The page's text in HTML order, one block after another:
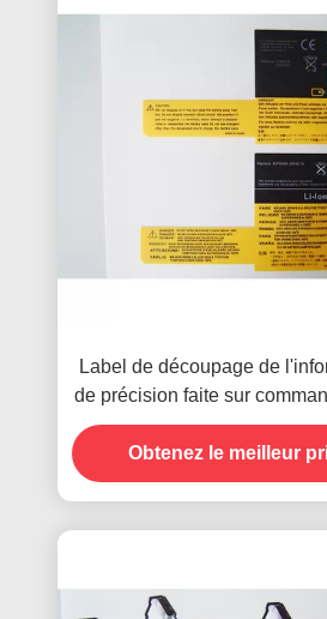
Label de découpage de
de précision faite sur
le téléphone portable
Obtenez le meilleur